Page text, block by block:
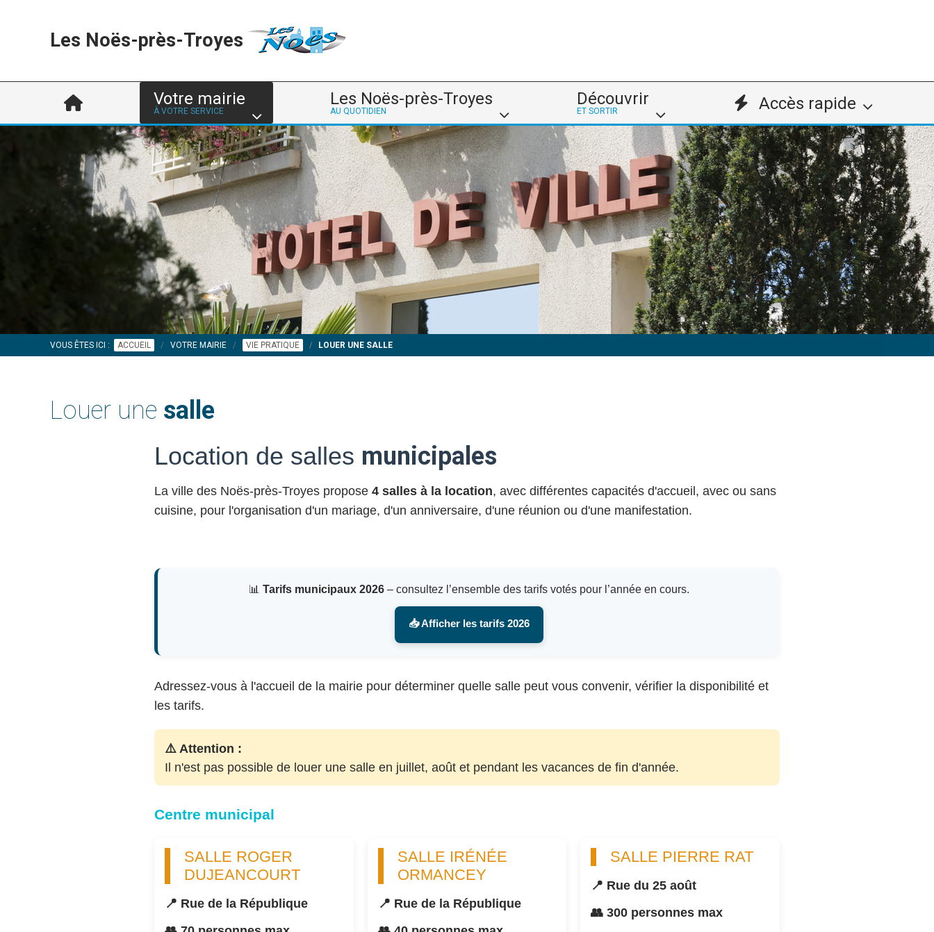
Les Noës-près-Troyes
Votre mairie
À VOTRE SERVICE
Les Noës-près-Troyes
AU QUOTIDIEN
Découvrir
ET SORTIR Accès rapide
VOUS ÊTES ICI : ACCUEIL VOTRE MAIRIE VIE PRATIQUE LOUER UNE SALLE
Louer une salle
Location de salles municipales
La ville des Noës-près-Troyes propose 4 salles à la location, avec différentes capacités d'accueil, avec ou sans
cuisine, pour l'organisation d'un mariage, d'un anniversaire, d'une réunion ou d'une manifestation.
📊 Tarifs municipaux 2026– consultez l’ensemble des tarifs votés pour l’année en cours.
📥 Afficher les tarifs 2026
Adressez-vous à l'accueil de la mairie pour déterminer quelle salle peut vous convenir, vérifier la disponibilité et
les tarifs.
⚠️ Attention :
Il n'est pas possible de louer une salle en juillet, août et pendant les vacances de fin d'année.
Centre municipal
SALLE ROGER
DUJEANCOURT
📍 Rue de la République
SALLE IRÉNÉE
ORMANCEY
📍 Rue de la République
SALLE PIERRE RAT
📍 Rue du 25 août
👥 300 personnes max